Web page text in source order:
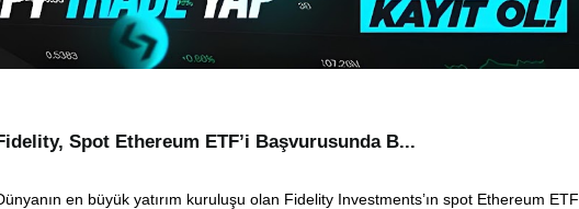
Spot Ethereum ETF’i Başvurusunda B...
en büyük yatırım kuruluşu olan Fidelity Investments’ın spot Ethereum ETF